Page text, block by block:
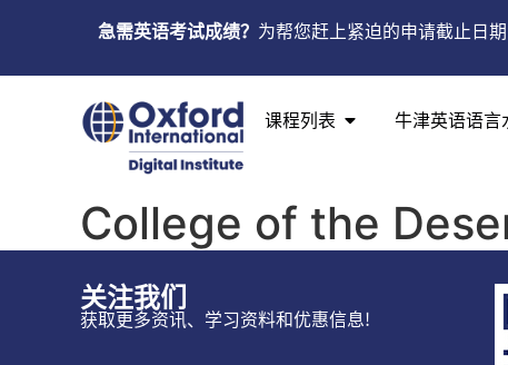
急需英语考试成绩？ 为帮您赶上紧迫的申请截止日
课程列表 牛津英语语言
College of the
关注我们
获取更多资讯、学习资料和优惠信息!